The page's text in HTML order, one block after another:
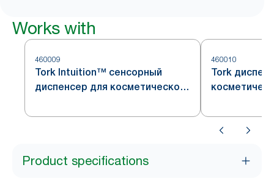
Works with
460009
Tork Intuition™ сенсорный
диспенсер для косметической
460010
Tork
S4
Product specifications